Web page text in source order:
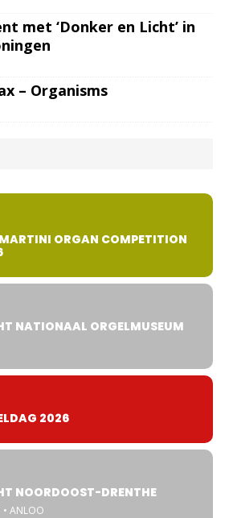
met ‘Donker en Licht’ in
– Organisms
ORGAN COMPETITION
NATIONAAL ORGELMUSEUM
2026
NOORDOOST-DRENTHE
• ANLOO